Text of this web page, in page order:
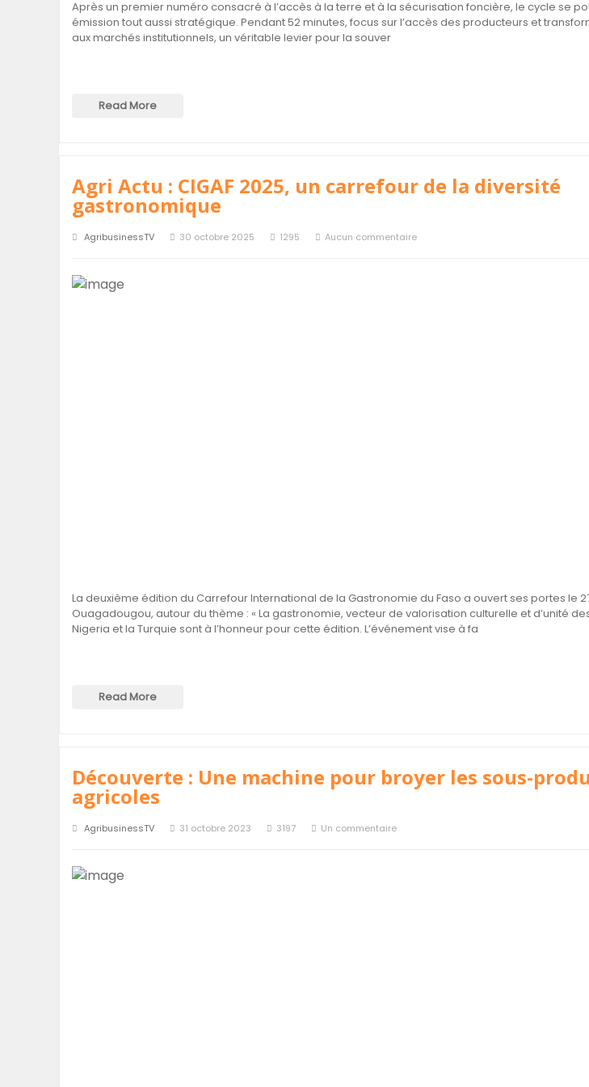
Après un premier numéro consacré à l’accès à la terre et à la sécurisation foncière, le cycle se
émission tout aussi stratégique. Pendant 52 minutes, focus sur l’accès des producteurs et
aux marchés institutionnels, un véritable levier pour la souver
Read More
Agri Actu : CIGAF 2025, un carrefour de la diversité
gastronomique
AgribusinessTV 30 octobre 2025 1295 Aucun commentaire
La deuxième édition du Carrefour International de la Gastronomie du Faso a ouvert ses portes le
Ouagadougou, autour du thème : « La gastronomie, vecteur de valorisation culturelle et d’unité
Nigeria et la Turquie sont à l’honneur pour cette édition. L’événement vise à fa
Read More
Découverte : Une machine pour broyer les sous-
agricoles
AgribusinessTV 31 octobre 2023 3197 Un commentaire